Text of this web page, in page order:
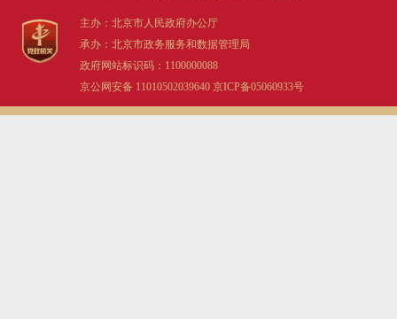
主办：北京市人民政府办公厅
承办：北京市政务服务和数据管理局
政府网站标识码：1100000088
京公网安备 11010502039640 京ICP备05060933号